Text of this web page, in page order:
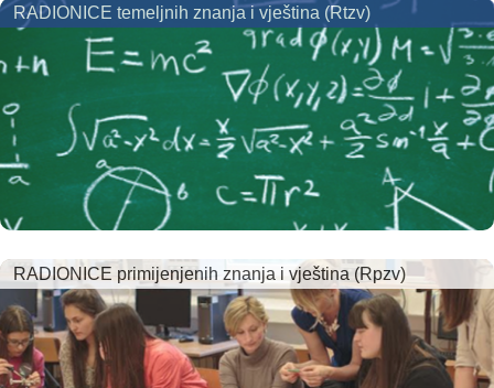
RADIONICE temeljnih znanja i vještina (Rtzv)
RADIONICE primijenjenih znanja i vještina (Rpzv)